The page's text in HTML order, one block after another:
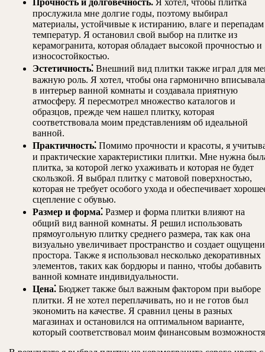
прослужила мне долгие годы, поэтому выбирал
материалы, устойчивые к истиранию, влаге и перепадам
температур. Я остановил свой выбор на плитке из
керамогранита, которая обладает высокой прочностью и
износостойкостью.
Эстетичность⁚ Внешний вид плитки также играл для
важную роль. Я хотел, чтобы она гармонично
в интерьер ванной комнаты и создавала приятную
атмосферу. Я пересмотрел множество каталогов и
образцов, прежде чем нашел плитку, которая
соответствовала моим представлениям об идеальной
ванной.
Практичность⁚ Помимо прочности и красоты, я
и практические характеристики плитки. Мне нужна
плитка, за которой легко ухаживать и которая не будет
скользкой. Я выбрал плитку с матовой поверхностью,
которая не требует особого ухода и обеспечивает
сцепление с обувью.
Размер и форма⁚ Размер и форма плитки влияют на
общий вид ванной комнаты. Я решил использовать
прямоугольную плитку среднего размера, так как она
визуально увеличивает пространство и создает
простора. Также я использовал несколько декоративных
элементов, таких как бордюры и панно, чтобы добавить
ванной комнате индивидуальности.
Цена⁚ Бюджет также был важным фактором при выборе
плитки. Я не хотел переплачивать, но и не готов был
экономить на качестве. Я сравнил цены в разных
магазинах и остановился на оптимальном варианте,
который соответствовал моим финансовым